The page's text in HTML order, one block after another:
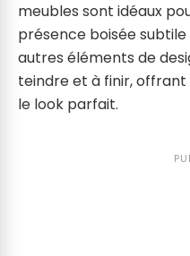
meubles sont idéaux
présence boisée
autres éléments de
teindre et à finir,
le look parfait.